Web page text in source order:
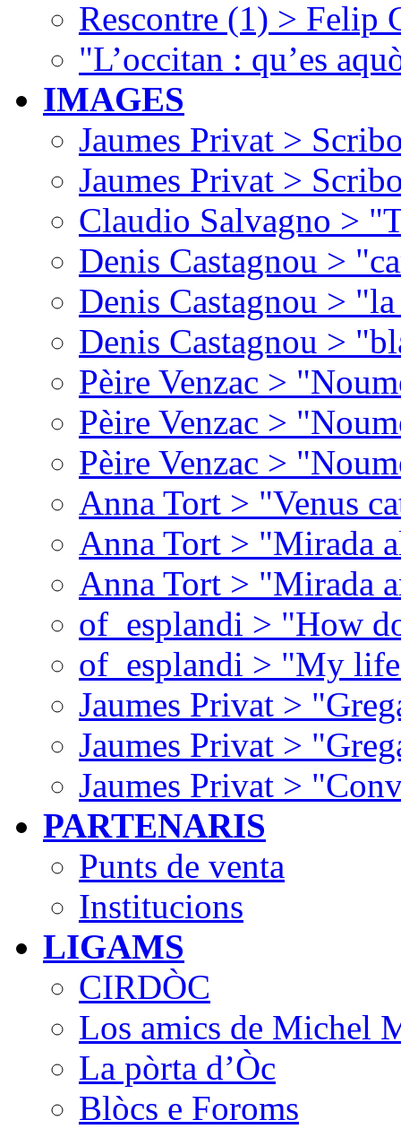
Rescontre (1) > Felip
"L’occitan : qu’es
IMAGES
Jaumes Privat >
Jaumes Privat >
Claudio Salvagno >
Denis Castagnou >
Denis Castagnou >
Denis Castagnou >
Pèire Venzac >
Pèire Venzac >
Pèire Venzac >
Anna Tort > "Venus
Anna Tort > "Mirada
Anna Tort > "Mirada
of_esplandi > "How
of_esplandi > "My
Jaumes Privat >
Jaumes Privat >
Jaumes Privat >
PARTENARIS
Punts de venta
Institucions
LIGAMS
CIRDÒC
Los amics de Michel
La pòrta d’Òc
Blòcs e Foroms